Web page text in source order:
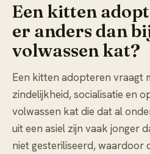
Een kitten
er anders dan
volwassen kat?
Een kitten adopteren vraagt
zindelijkheid, socialisatie en
volwassen kat die dat al
uit een asiel zijn vaak jonger
niet gesteriliseerd, waardoor